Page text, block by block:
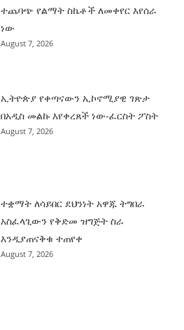
ተጨባጭ የልማት ስኬቶች ለመቀየር እየሰራ
ነው
August 7, 2026
ኢትዮጵያ የቀጣናውን ኢኮኖሚያዊ ገጽታ
በአዲስ መልኩ እየቀረጸች ነው-ፈርስት ፖስት
August 7, 2026
ተቋማት ለሳይበር ደህንነት አዋጁ ትግበራ
አስፈላጊውን የቅድመ ዝግጅት ስራ
እንዲያጠናቅቁ ተጠየቀ
August 7, 2026